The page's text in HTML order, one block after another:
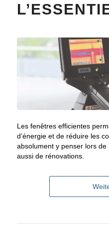
Les fenêtres efficientes
d’énergie et de réduire les
absolument y penser lors
aussi de rénovations.